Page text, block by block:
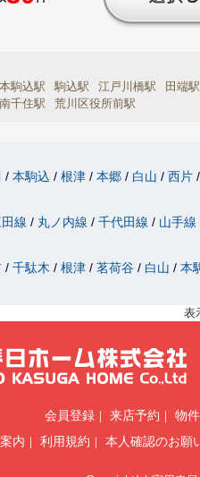
本駒込駅 駒込駅 江戸川橋駅
田端駅
南千住駅 荒川区役所前駅
本駒込 根津 本郷 白山 西片
線 丸ノ内線 千代田線 山手線
千駄木 根津 茗荷谷 白山 本
表
会員登録 来店予約
物
内
利用規約 本人確認のお願